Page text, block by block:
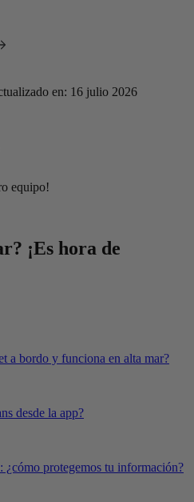
en: 16 julio 2026
equipo!
¡Es hora de
a bordo y funciona en alta mar?
desde la app?
¿cómo protegemos tu información?